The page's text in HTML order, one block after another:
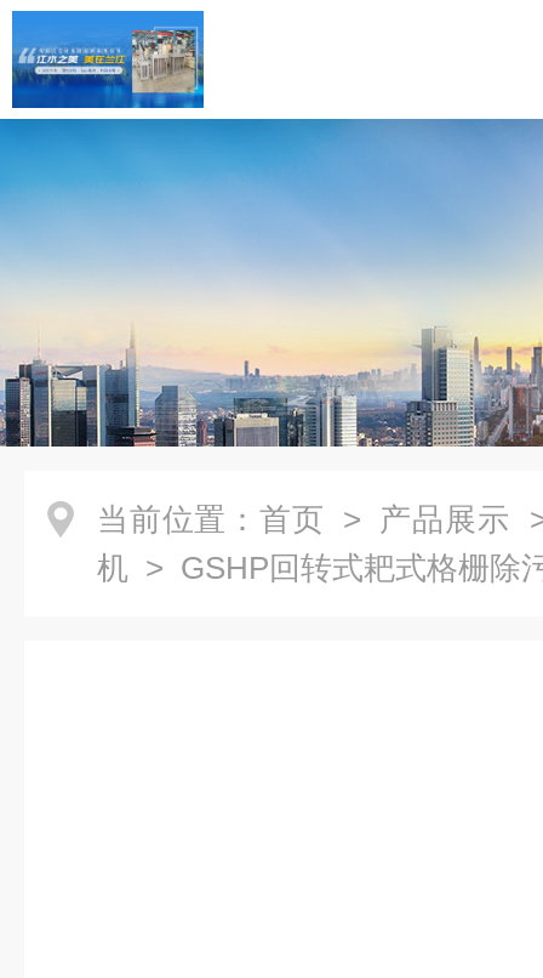
当前位置： 首页 > 产品展示
机 > GSHP回转式耙式格栅除